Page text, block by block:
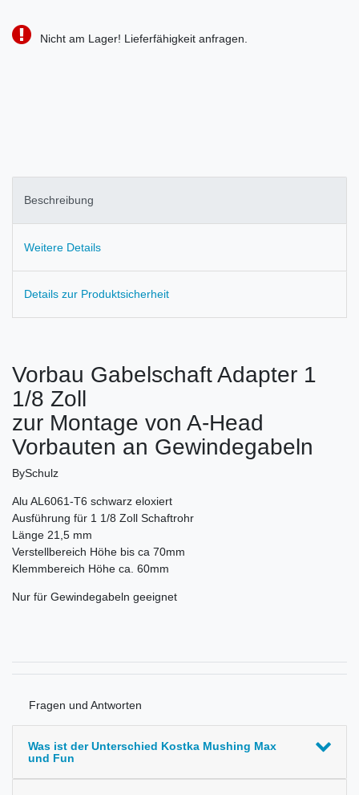
Nicht am Lager! Lieferfähigkeit anfragen.
Beschreibung
Weitere Details
Details zur Produktsicherheit
Vorbau Gabelschaft Adapter 1
1/8 Zoll
zur Montage von A-Head
Vorbauten an Gewindegabeln
BySchulz
Alu AL6061-T6 schwarz eloxiert
Ausführung für 1 1/8 Zoll Schaftrohr
Länge 21,5 mm
Verstellbereich Höhe bis ca 70mm
Klemmbereich Höhe ca. 60mm
Nur für Gewindegabeln geeignet
Fragen und Antworten
Was ist der Unterschied Kostka Mushing Max
und Fun